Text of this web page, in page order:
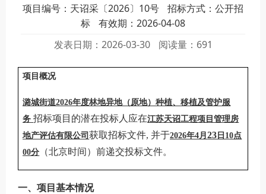
项目编号：天诏采〔2026〕10号
招标方式：公开招
标
有效期：2026-04-08
发表日期：2026-03-30
阅读量：691
项目概况
潞城街道2026年度林地异地（原地）种植、移植及管护服
务 招标项目的潜在投标人应在江苏天诏工程项目管理房
地产评估有限公司获取招标文件, 并于2026年4月23 日 10点
00分 （北京时间）前递交投标文件。
一、项目基本情况